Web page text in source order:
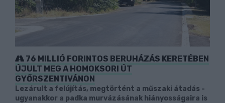
76 MILLIÓ FORINTOS BERUHÁZÁS KERETÉBEN
ÚJULT MEG A HOMOKSORI ÚT
GYŐRSZENTIVÁNON
Lezárult a felújítás, megtörtént a műszaki átadás -
ugyanakkor a padka murvázásának hiányosságaira is